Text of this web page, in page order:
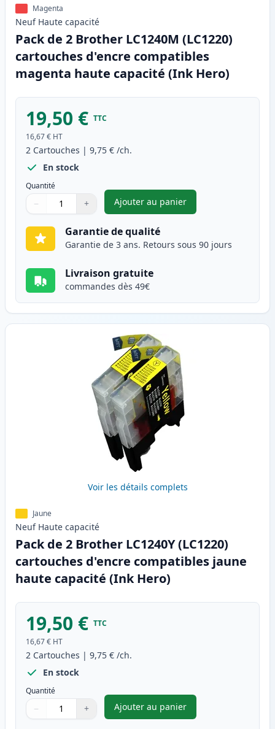
Magenta
Neuf Haute capacité
Pack de 2 Brother LC1240M (LC1220)
cartouches d'encre compatibles
magenta haute capacité (Ink Hero)
19,50 € TTC
16,67 € HT
2 Cartouches | 9,75 € /ch.
En stock
Quantité
Quantité
Utilisez les boutons pour ajuster
− +
Quantité
Ajouter au panier
,Pack de 2 Brother LC1240M
Garantie de qualité
Garantie de 3 ans. Retours sous 90 jours
Livraison gratuite
commandes dès 49€
Voir les détails complets
Jaune
Neuf Haute capacité
Pack de 2 Brother LC1240Y (LC1220)
cartouches d'encre compatibles jaune
haute capacité (Ink Hero)
19,50 € TTC
16,67 € HT
2 Cartouches | 9,75 € /ch.
En stock
Quantité
Quantité
Utilisez les boutons pour ajuster
− +
Quantité
Ajouter au panier
,Pack de 2 Brother LC1240Y